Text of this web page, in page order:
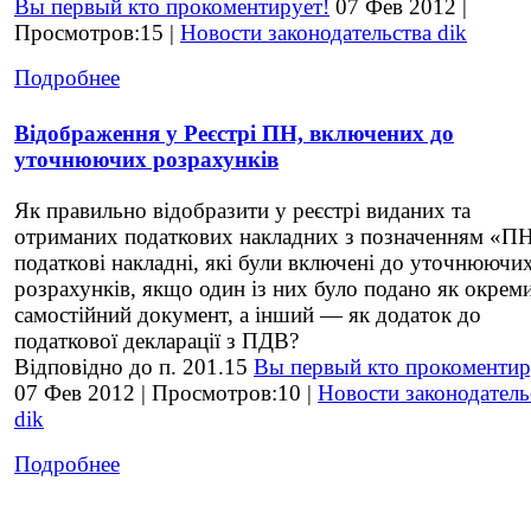
Вы первый кто прокоментирует! 07 Фев 2012 |
Просмотров:15 | Новости законодательства dik
Подробнее
Відображення у Реєстрі ПН, включених до
уточнюючих розрахунків
Як правильно відобразити у реєстрі виданих та
отриманих податкових накладних з позначенням
податкові накладні, які були включені до
розрахунків, якщо один із них було подано як
самостійний документ, а інший — як додаток до
податкової декларації з ПДВ?
Відповідно до п. 201.15 Вы первый кто
07 Фев 2012 | Просмотров:10 | Новости
dik
Подробнее